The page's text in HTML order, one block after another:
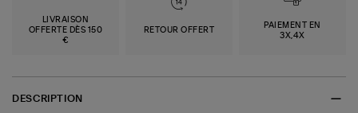
LIVRAISON
OFFERTE DÈS 150
€
RETOUR OFFERT
PAIEMENT EN
3X,4X
DESCRIPTION